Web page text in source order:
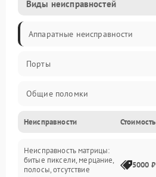
Виды неисправностей
Аппаратные неисправности
Порты
Общие поломки
Устройства
Программные ошибки
Неисправности Стоимость
Неисправность матрицы:
битые пиксели, мерцание,
полосы, отсутствие
5000 ₽